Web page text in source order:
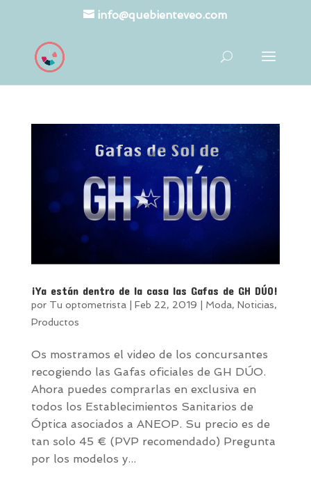
info@quebienteveo.com
¡Ya están dentro de la casa las Gafas de GH DÚO!
por Tu optometrista| Feb 22, 2019 | Moda, Noticias,
Productos
Os mostramos el video de los concursantes
recogiendo las Gafas oficiales de GH DÚO.
Ahora puedes comprarlas en exclusiva en
todos los Establecimientos Sanitarios de
Óptica asociados a ANEOP. Su precio es de
tan solo 45 € (PVP recomendado) Pregunta
por los modelos y...